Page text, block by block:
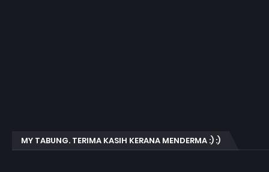
MY TABUNG. TERIMA KASIH KERANA MENDERMA :) :)